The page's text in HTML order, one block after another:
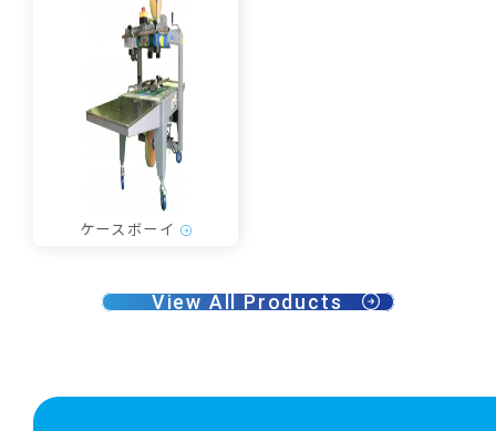
ケースボーイ
View All Products